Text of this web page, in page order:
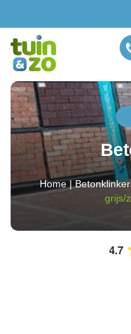
Home|
grijs/
4.7